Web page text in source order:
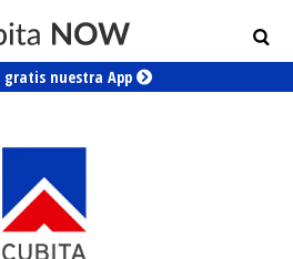
gratis nuestra App